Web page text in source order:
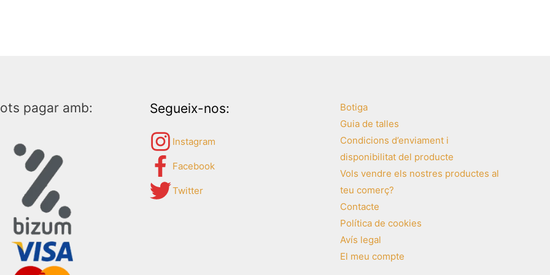
pagar amb: Segueix-nos:
Instagram
Facebook
Twitter
Botiga
Guia de talles
Condicions d’enviament i
disponibilitat del producte
Vols vendre els nostres productes al
teu comerç?
Contacte
Política de cookies
Avís legal
El meu compte